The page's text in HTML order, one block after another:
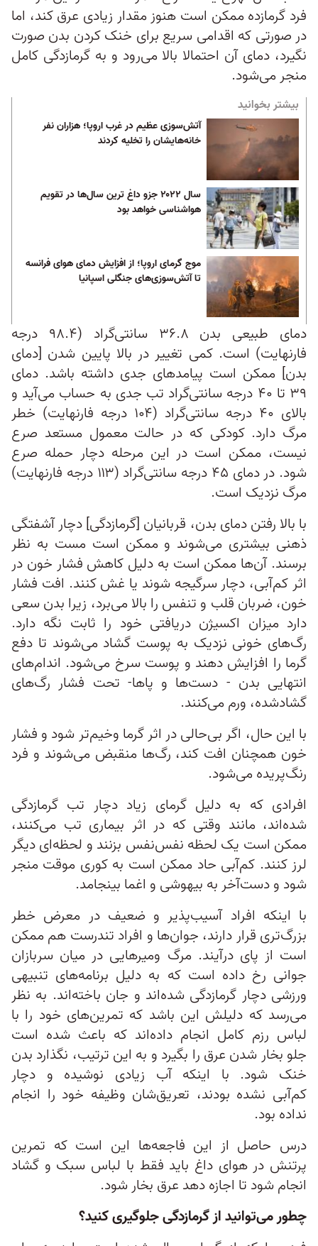
فرد گرمازده ممکن است هنوز مقدار زیادی عرق کند، اما
در صورتی که اقدامی سریع برای خنک کردن بدن صورت
نگیرد، دمای آن احتمالا بالا می‌رود و به گرمازدگی کامل
منجر می‌شود.
بیشتر بخوانید
آتش‌سوزی عظیم در غرب اروپا؛ هزاران نفر
خانه‌هایشان را تخلیه کردند
سال ۲۰۲۲ جزو داغ ترين سال‌ها در تقویم
هواشناسی خواهد بود
موج گرمای اروپا؛ از افزایش دمای هوای فرانسه
تا آتش‌سوزی‌های جنگلی اسپانیا
دمای طبیعی بدن ۳۶.۸ سانتی‌گراد (۹۸.۴ درجه
فارنهایت) است. کمی تغییر در بالا پایین شدن [دمای
بدن] ممکن است پیامدهای جدی داشته باشد. دمای
۳۹ تا ۴۰ درجه سانتی‌گراد تب جدی به حساب می‌آید و
بالای ۴۰ درجه سانتی‌گراد (۱۰۴ درجه فارنهایت) خطر
مرگ دارد. کودکی که در حالت معمول مستعد صرع
نیست، ممکن است در این مرحله دچار حمله صرع
شود. در دمای ۴۵ درجه سانتی‌گراد (۱۱۳ درجه فارنهایت)
مرگ نزدیک است.
با بالا رفتن دمای بدن، قربانیان [گرمازدگی] دچار آشفتگی
ذهنی بیشتری می‌شوند و ممکن است مست به نظر
برسند. آن‌ها ممکن است به دلیل کاهش فشار خون در
اثر کم‌‌آبی، دچار سرگیجه شوند یا غش کنند. افت فشار
خون، ضربان قلب و تنفس را بالا می‌برد، زیرا بدن سعی
دارد میزان اکسیژن دریافتی خود را ثابت نگه دارد.
رگ‌های خونی نزدیک به پوست گشاد می‌شوند تا دفع
گرما را افزایش دهند و پوست سرخ می‌شود. اندام‌های
انتهایی بدن - دست‌ها و پاها- تحت فشار رگ‌های
گشادشده، ورم می‌کنند.
با این حال، اگر بی‌حالی در اثر گرما وخیم‌تر شود و فشار
خون همچنان افت کند، رگ‌ها منقبض می‌شوند و فرد
رنگ‌پریده می‌شود.
افرادی که به دلیل گرمای زیاد دچار تب گرمازدگی
شده‌اند، مانند وقتی که در اثر بیماری تب می‌کنند،
ممکن است یک لحظه نفس‌نفس بزنند و لحظه‌ای دیگر
لرز کنند. کم‌آبی حاد ممکن است به کوری موقت منجر
شود و دست‌آخر به بیهوشی و اغما بینجامد.
با اینکه افراد آسیب‌پذیر و ضعیف در معرض خطر
بزرگ‌تری قرار دارند، جوان‌ها و افراد تندرست هم ممکن
است از پای درآیند. مرگ ومیرهایی در میان سربازان
جوانی رخ داده است که به دلیل برنامه‌های تنبیهی
ورزشی دچار گرمازدگی شده‌اند و جان باخته‌اند. به نظر
می‌رسد که دلیلش این باشد که تمرین‌های خود را با
لباس رزم کامل انجام داده‌اند که باعث شده است
جلو بخار شدن عرق را بگیرد و به این ترتیب، نگذارد بدن
خنک شود. با اینکه آب زیادی نوشیده و دچار
کم‌‌آبی نشده بودند، تعریق‌شان وظیفه خود را انجام
نداده بود.
درس حاصل از این فاجعه‌ها این است که تمرین
پرتنش در هوای داغ باید فقط با لباس سبک و گشاد
انجام شود تا اجازه دهد عرق بخار شود.
چطور می‌توانید از گرمازدگی جلوگیری کنید؟